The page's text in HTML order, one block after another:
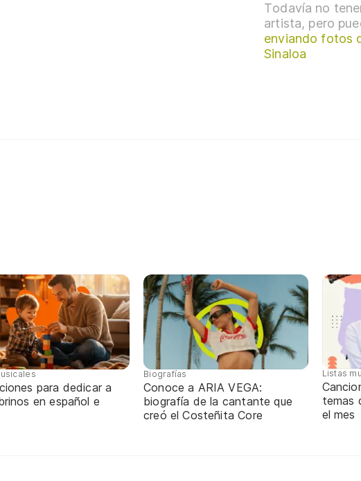
Todavía no
artista, pero
enviando fotos
Sinaloa
para dedicar a
en español e
Biografías
Conoce a ARIA VEGA:
biografía de la cantante que
creó el Costeñita Core
Listas
temas
el mes